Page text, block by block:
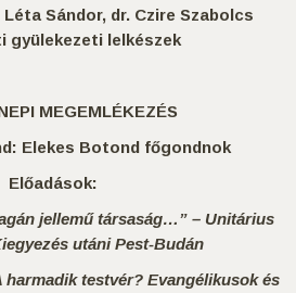
Sándor, dr. Czire Szabolcs
gyülekezeti lelkészek
MEGEMLÉKEZÉS
Elekes Botond főgondnok
Előadások:
jellemű társaság…” – Unitárius
utáni Pest-Budán
harmadik testvér? Evangélikusok és